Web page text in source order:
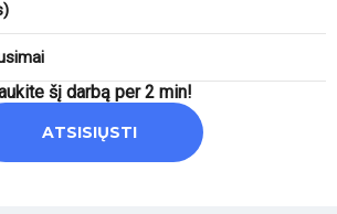
šį darbą per 2 min!
ATSISIŲSTI